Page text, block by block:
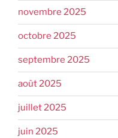
novembre 2025
octobre 2025
septembre 2025
août 2025
juillet 2025
juin 2025